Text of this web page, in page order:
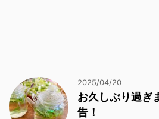
2025/04/20
お久しぶり過
告！